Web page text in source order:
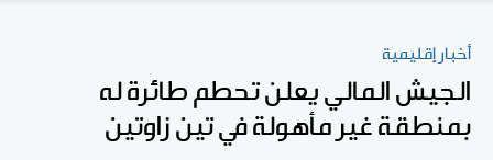
أخبار إقليمية
الجيش المالي يعلن تحطم طائرة له
بمنطقة غير مأهولة في تين زاوتين